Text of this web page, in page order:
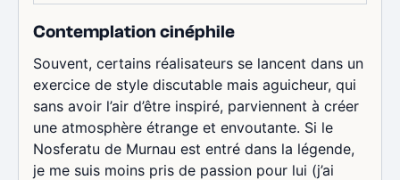
Contemplation cinéphile
Souvent, certains réalisateurs se lancent dans un
exercice de style discutable mais aguicheur, qui
sans avoir l’air d’être inspiré, parviennent à créer
une atmosphère étrange et envoutante. Si le
Nosferatu de Murnau est entré dans la légende,
je me suis moins pris de passion pour lui (j’ai